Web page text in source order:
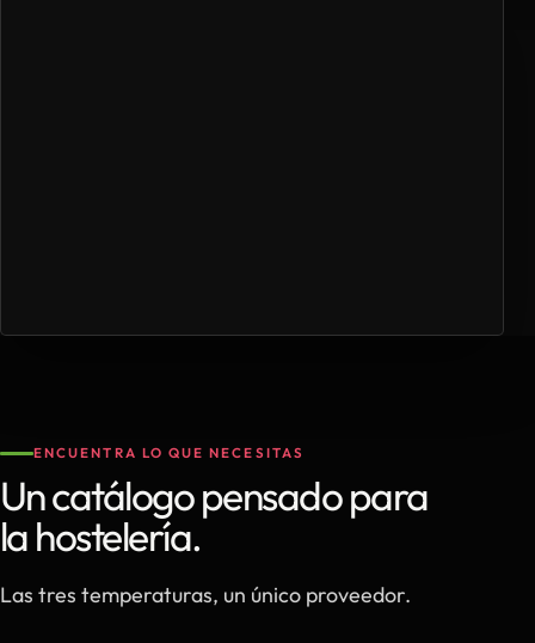
ENCUENTRA LO QUE NECESITAS
Un catálogo pensado para
la hostelería.
Las tres temperaturas, un único proveedor.